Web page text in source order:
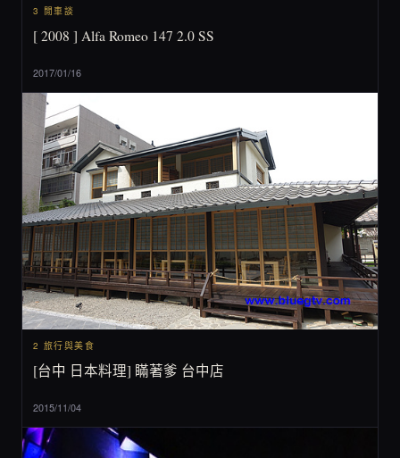
3 閒車談
[ 2008 ] Alfa Romeo 147 2.0 SS
2017/01/16
2 旅行與美食
[台中 日本料理] 瞞著爹 台中店
2015/11/04